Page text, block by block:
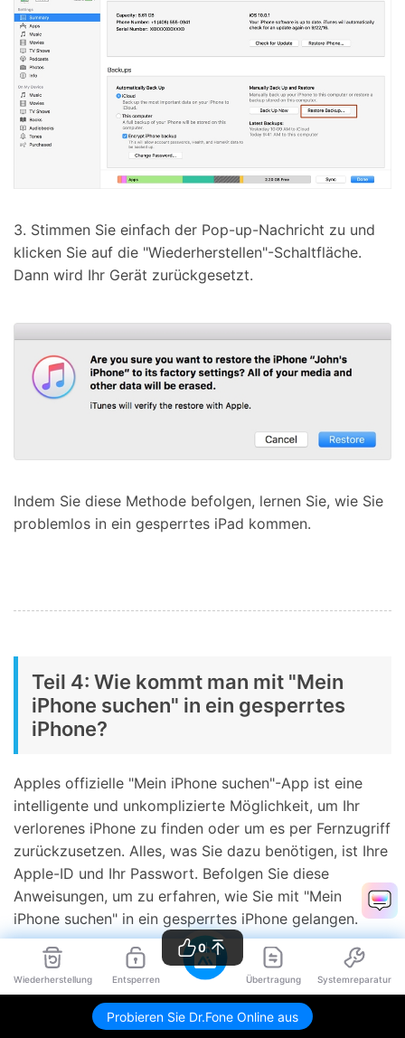
Wiederherstellung Entsperren Übertragung Systemreparatur
Probieren Sie Dr.Fone Online aus
3. Stimmen Sie einfach der Pop-up-Nachricht zu und
klicken Sie auf die "Wiederherstellen"-Schaltfläche.
Dann wird Ihr Gerät zurückgesetzt.
Indem Sie diese Methode befolgen, lernen Sie, wie Sie
problemlos in ein gesperrtes iPad kommen.
Teil 4: Wie kommt man mit "Mein
iPhone suchen" in ein gesperrtes
iPhone?
Apples offizielle "Mein iPhone suchen"-App ist eine
intelligente und unkomplizierte Möglichkeit, um Ihr
verlorenes iPhone zu finden oder um es per Fernzugriff
zurückzusetzen. Alles, was Sie dazu benötigen, ist Ihre
Apple-ID und Ihr Passwort. Befolgen Sie diese
Anweisungen, um zu erfahren, wie Sie mit "Mein
iPhone suchen" in ein gesperrtes iPhone gelangen.
1. Loggen Sie sich mit Ihrer Apple-ID und Ihrem
Passwort auf der iCloud-Webseite ein. Besuchen Sie
die "Mein iPhone suchen"-Seite und klicken Sie auf die
0